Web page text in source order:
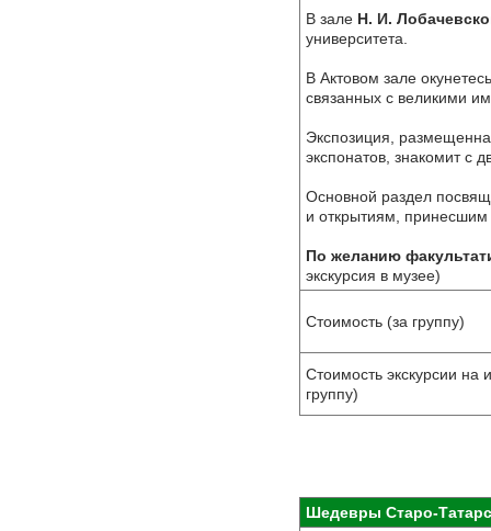
В зале Н. И.
университета.
В Актовом зале
связанных с великими
Экспозиция,
экспонатов, знакомит с
Основной раздел
и открытиям, принесшим
По желанию
экскурсия в музее)
Стоимость (за группу)
Стоимость экскурсии на
группу)
Шедевры Старо-